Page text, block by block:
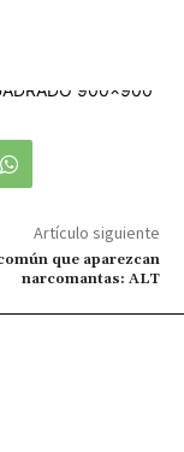
Artículo siguiente
que aparezcan
narcomantas: ALT